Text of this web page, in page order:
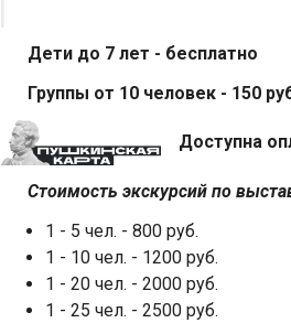
Дети до 7 лет - бесплатно
Группы от 10 человек - 150
Доступна
Стоимость экскурсий по
1 - 5 чел. - 800 руб.
1 - 10 чел. - 1200 руб.
1 - 20 чел. - 2000 руб.
1 - 25 чел. - 2500 руб.